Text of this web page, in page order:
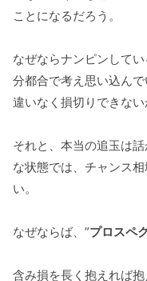
ことになるだろう。
なぜならナンピンして
分都合で考え思い込ん
違いなく損切りできない
それと、本当の追玉は
な状態では、チャンス
い。
なぜならば、”プロスペ
含み損を長く抱えれば